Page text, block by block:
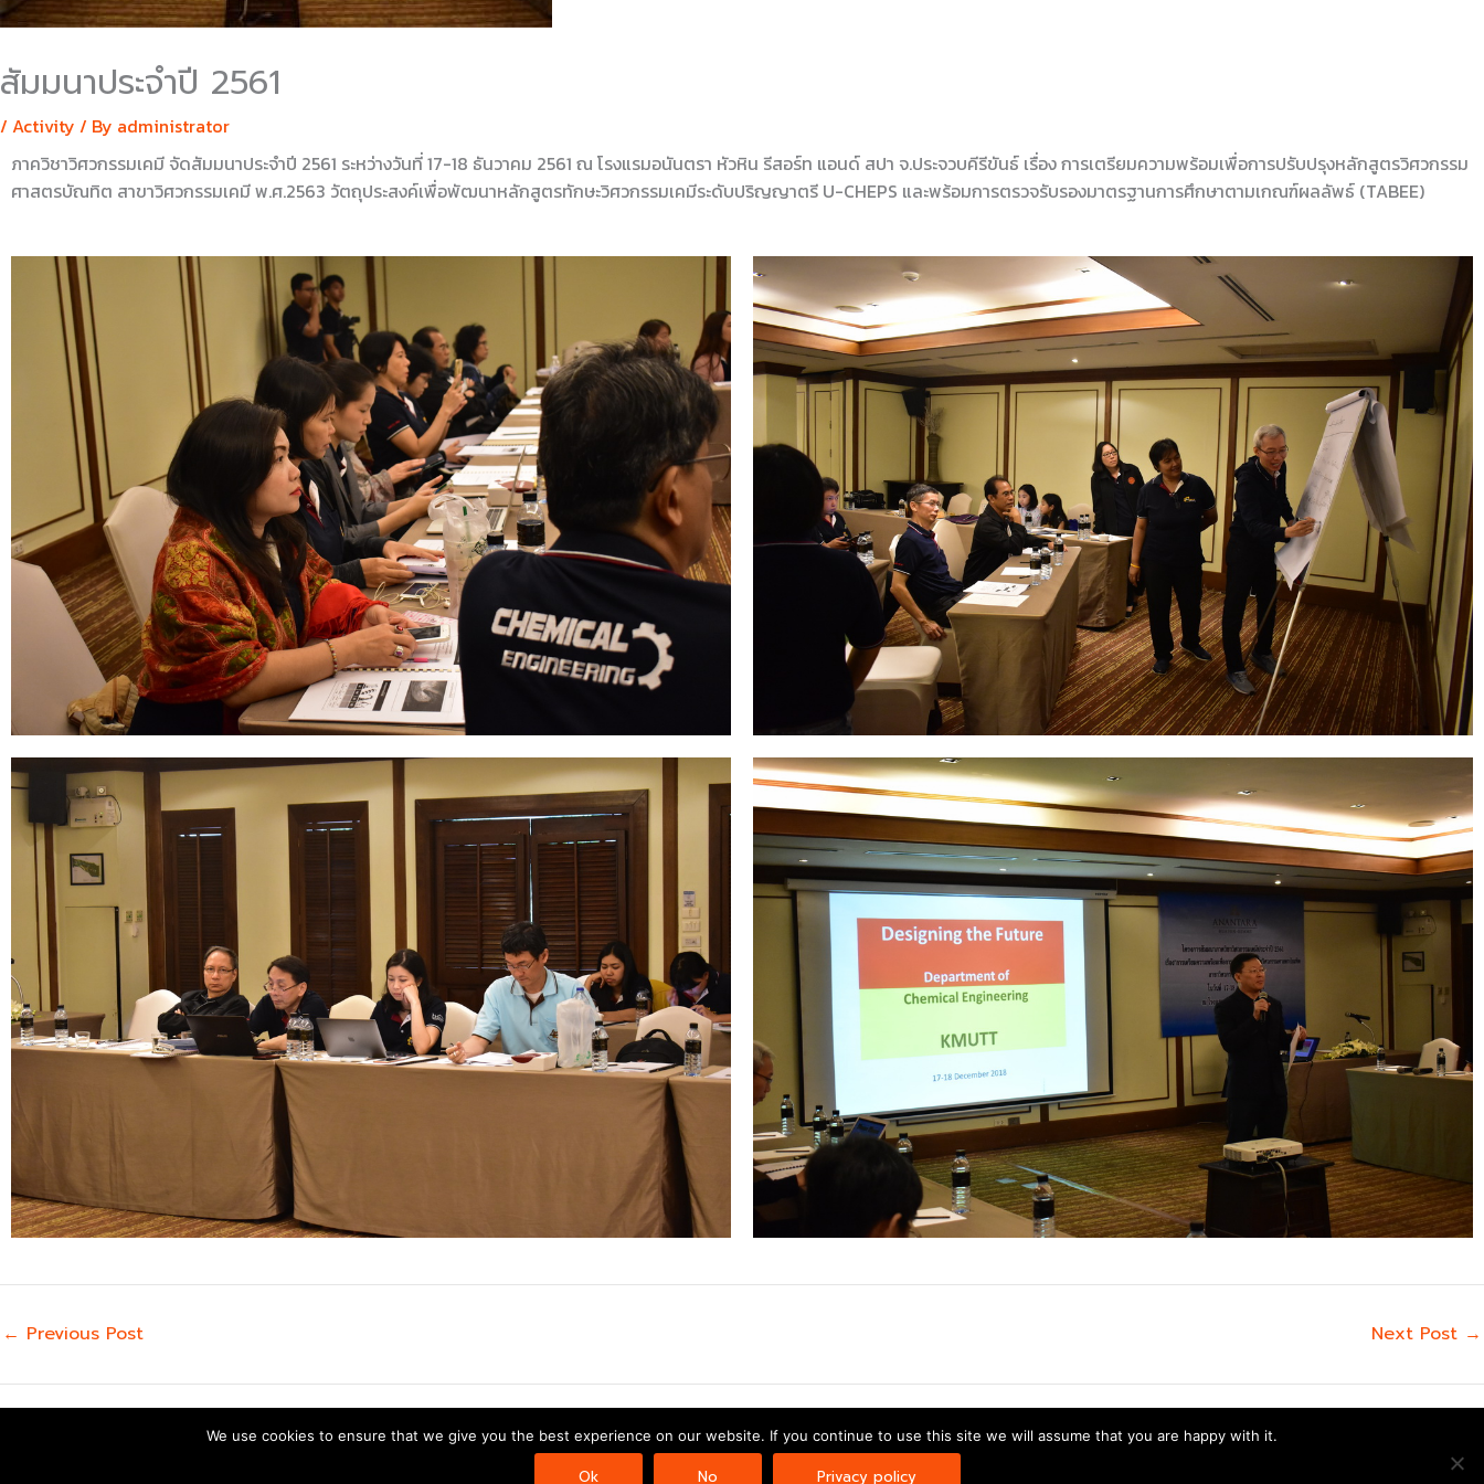
สัมมนาประจำปี 2561
/ Activity / By administrator
ภาควิชาวิศวกรรมเคมี จัดสัมมนาประจำปี 2561 ระหว่างวันที่ 17-18 ธันวาคม 2561 ณ โรงแรมอนันตรา หัวหิน รีสอร์ท แอนด์ สปา จ.ประจวบคีรีขันธ์ เรื่อง การเตรียมความพร้อมเพื่อการปรับปรุงหลักสูตรวิศวกรรม
ศาสตรบัณทิต สาขาวิศวกรรมเคมี พ.ศ.2563 วัตถุประสงค์เพื่อพัฒนาหลักสูตรทักษะวิศวกรรมเคมีระดับปริญญาตรี U-CHEPS และพร้อมการตรวจรับรองมาตรฐานการศึกษาตามเกณฑ์ผลลัพธ์ (TABEE)
← Previous Post Next Post →
We use cookies to ensure that we give you the best experience on our website. If you continue to use this site we will assume that you are happy with it.
Ok No Privacy policy